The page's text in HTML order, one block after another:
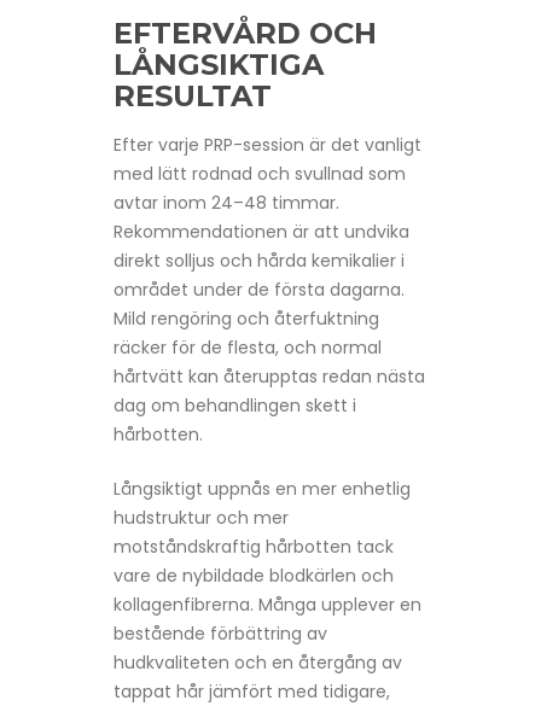
EFTERVÅRD OCH
LÅNGSIKTIGA
RESULTAT
Efter varje PRP-session är det vanligt
med lätt rodnad och svullnad som
avtar inom 24–48 timmar.
Rekommendationen är att undvika
direkt solljus och hårda kemikalier i
området under de första dagarna.
Mild rengöring och återfuktning
räcker för de flesta, och normal
hårtvätt kan återupptas redan nästa
dag om behandlingen skett i
hårbotten.
Långsiktigt uppnås en mer enhetlig
hudstruktur och mer
motståndskraftig hårbotten tack
vare de nybildade blodkärlen och
kollagenfibrerna. Många upplever en
bestående förbättring av
hudkvaliteten och en återgång av
tappat hår jämfört med tidigare,